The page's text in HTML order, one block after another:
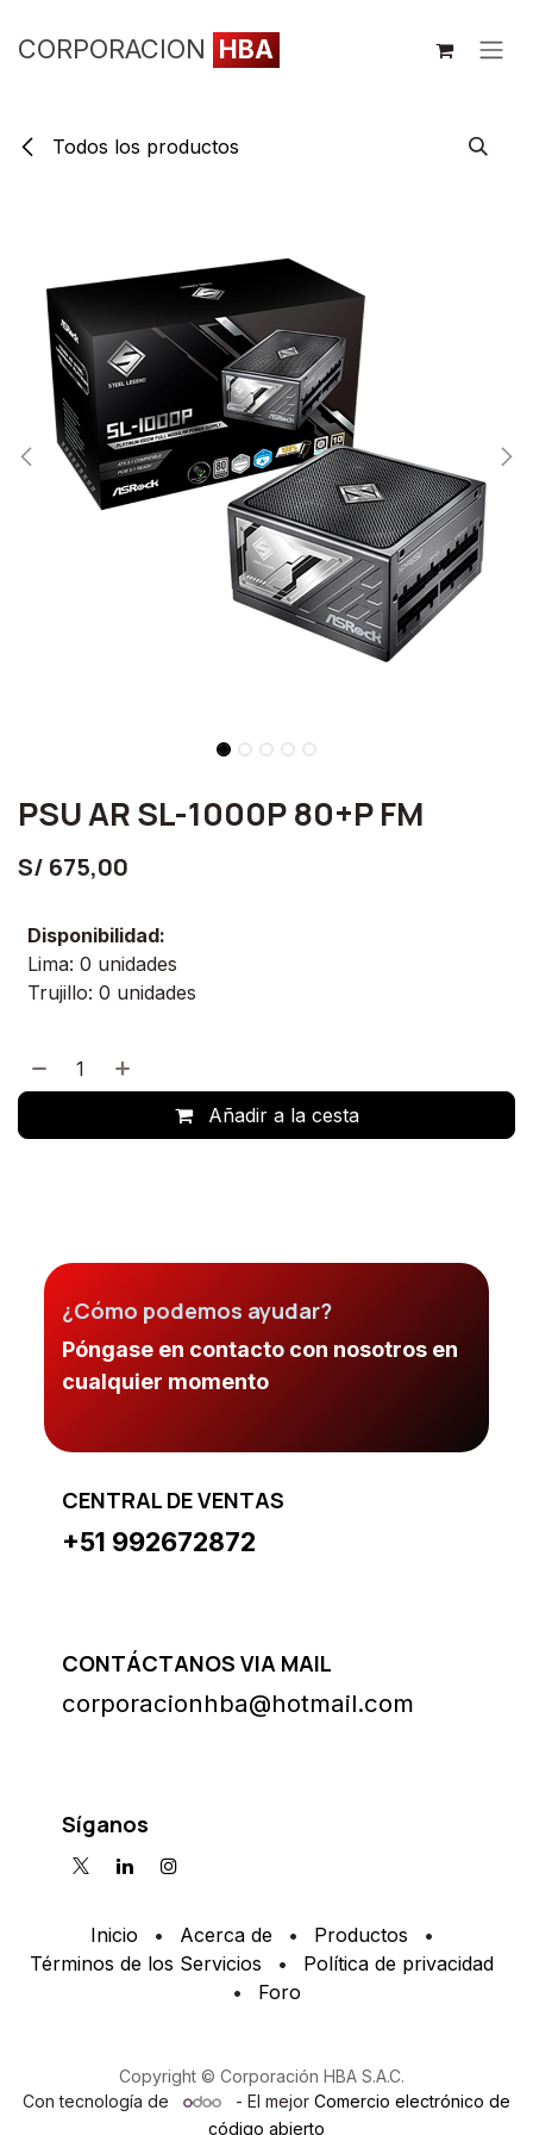
CORPORACION HBA
Todos los productos
PSU AR SL-1000P 80+P FM
S/ 675,00
Disponibilidad:
Lima: 0 unidades
Trujillo: 0 unidades
Añadir a la cesta
¿Cómo podemos ayudar?
Póngase en contacto con nosotros en
cualquier momento
CENTRAL DE VENTAS
+51 992672872
CONTÁCTANOS VIA MAIL
corporacionhba@hotmail.com
Síganos
Inicio • Acerca de • Productos
•
Términos de los Servicios
•
Política de privacidad
•
Foro
Copyright © Corporación HBA S.A.C.
Con tecnología de
- El mejorComercio electrónico de
código abierto